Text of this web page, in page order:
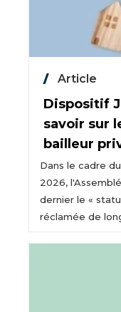
Article
Dispositif
savoir sur
bailleur
Dans le cadre
2026,
dernier le «
réclamée de